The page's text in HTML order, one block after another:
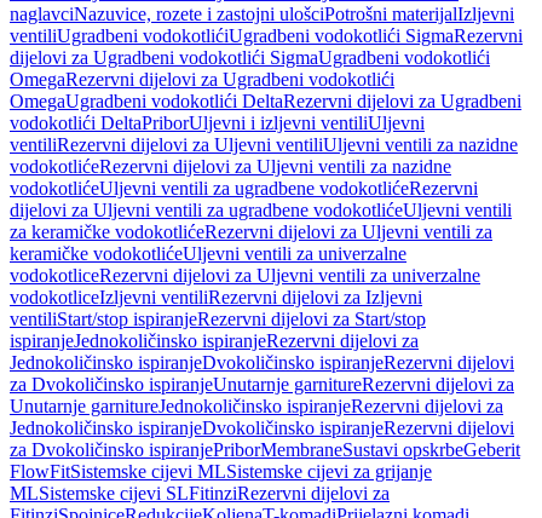
naglavciNazuvice, rozete i zastojni ulošciPotrošni materijalIzljevni
ventiliUgradbeni vodokotlićiUgradbeni vodokotlići SigmaRezervni
dijelovi za Ugradbeni vodokotlići SigmaUgradbeni vodokotlići
OmegaRezervni dijelovi za Ugradbeni vodokotlići
OmegaUgradbeni vodokotlići DeltaRezervni dijelovi za Ugradbeni
vodokotlići DeltaPriborUljevni i izljevni ventiliUljevni
ventiliRezervni dijelovi za Uljevni ventiliUljevni ventili za nazidne
vodokotlićeRezervni dijelovi za Uljevni ventili za nazidne
vodokotlićeUljevni ventili za ugradbene vodokotlićeRezervni
dijelovi za Uljevni ventili za ugradbene vodokotlićeUljevni ventili
za keramičke vodokotlićeRezervni dijelovi za Uljevni ventili za
keramičke vodokotlićeUljevni ventili za univerzalne
vodokotliceRezervni dijelovi za Uljevni ventili za univerzalne
vodokotliceIzljevni ventiliRezervni dijelovi za Izljevni
ventiliStart/stop ispiranjeRezervni dijelovi za Start/stop
ispiranjeJednokoličinsko ispiranjeRezervni dijelovi za
Jednokoličinsko ispiranjeDvokoličinsko ispiranjeRezervni dijelovi
za Dvokoličinsko ispiranjeUnutarnje garnitureRezervni dijelovi za
Unutarnje garnitureJednokoličinsko ispiranjeRezervni dijelovi za
Jednokoličinsko ispiranjeDvokoličinsko ispiranjeRezervni dijelovi
za Dvokoličinsko ispiranjePriborMembraneSustavi opskrbeGeberit
FlowFitSistemske cijevi MLSistemske cijevi za grijanje
MLSistemske cijevi SLFitinziRezervni dijelovi za